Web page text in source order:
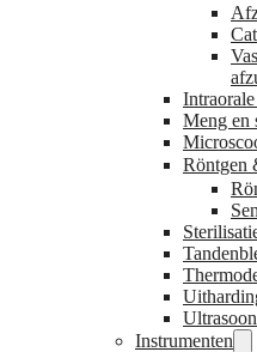
Intraorale
Meng en
Röntgen
Ultrasoon
Instrumenten